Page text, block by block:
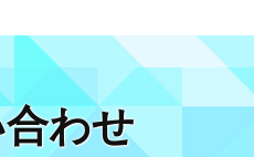
わせ